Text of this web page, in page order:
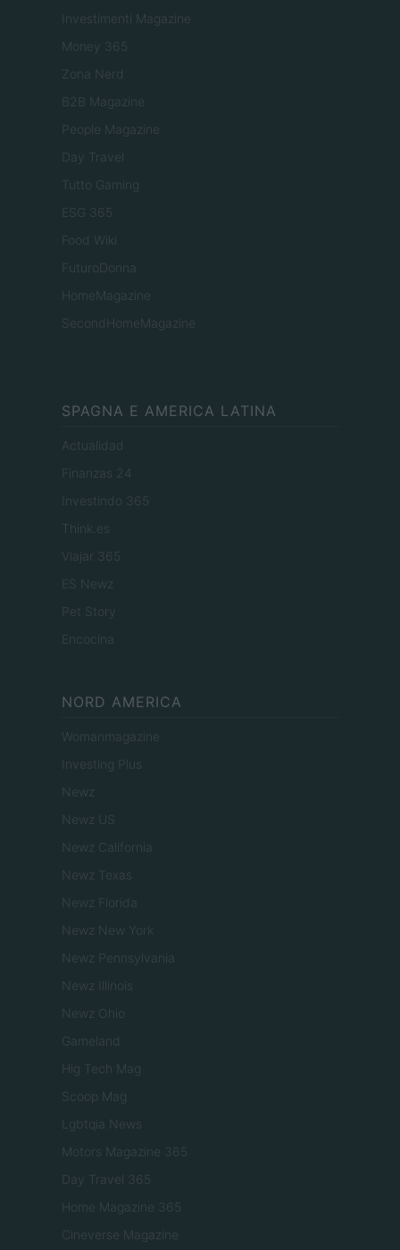
Investimenti Magazine
Money 365
Zona Nerd
B2B Magazine
People Magazine
Day Travel
Tutto Gaming
ESG 365
Food Wiki
FuturoDonna
HomeMagazine
SecondHomeMagazine
SPAGNA E AMERICA LATINA
Actualidad
Finanzas 24
Investindo 365
Think.es
Viajar 365
ES Newz
Pet Story
Encocina
NORD AMERICA
Womanmagazine
Investing Plus
Newz
Newz US
Newz California
Newz Texas
Newz Florida
Newz New York
Newz Pennsylvania
Newz Illinois
Newz Ohio
Gameland
Hig Tech Mag
Scoop Mag
Lgbtqia News
Motors Magazine 365
Day Travel 365
Home Magazine 365
Cineverse Magazine